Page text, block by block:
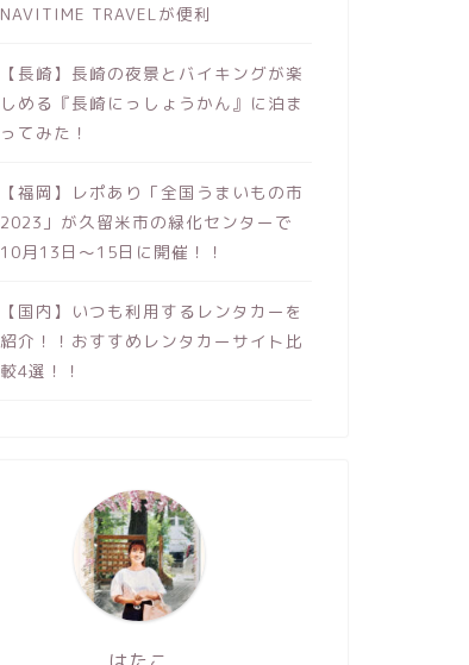
NAVITIME TRAVELが便利
【長崎】長崎の夜景とバイキングが楽
しめる『長崎にっしょうかん』に泊ま
ってみた！
【福岡】レポあり「全国うまいもの市
2023」が久留米市の緑化センターで
10月13日～15日に開催！！
【国内】いつも利用するレンタカーを
紹介！！おすすめレンタカーサイト比
較4選！！